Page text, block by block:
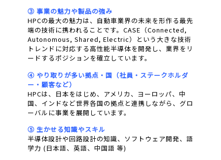
③ 事業の魅力や製品の強み
HPCの最大の魅力は、自動車業界の未来を形作る最先
端の技術に携われることです。CASE（Connected,
Autonomous, Shared, Electric）という大きな技術
トレンドに対応する高性能半導体を開発し、業界をリ
ードするポジションを確立しています。
④ やり取りが多い拠点・国（社員・ステークホルダ
ー・顧客など）
HPCは、日本をはじめ、アメリカ、ヨーロッパ、中
国、インドなど世界各国の拠点と連携しながら、グロ
ーバルに事業を展開しています。
⑤ 生かせる知識やスキル
半導体設計や回路設計の知識、ソフトウェア開発、語
学力 (日本語、英語、中国語 等)